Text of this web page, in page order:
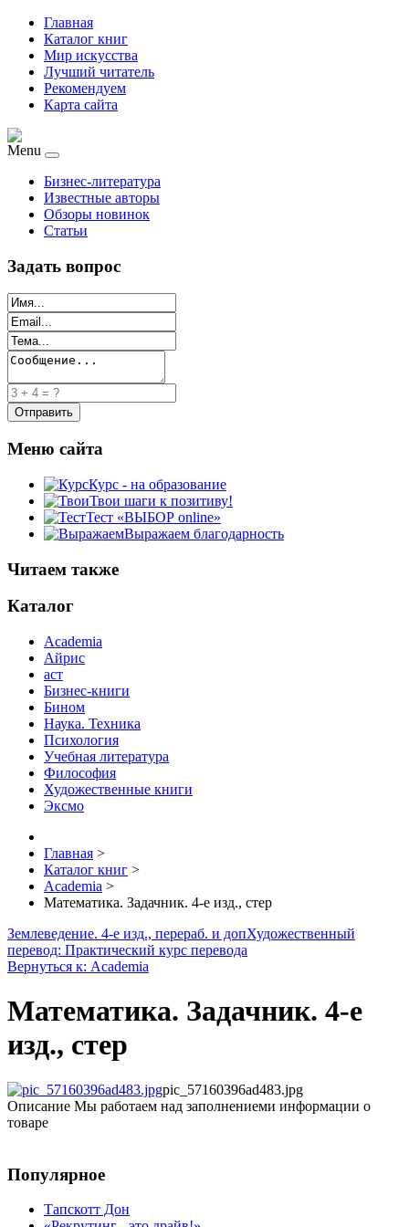
Главная
Каталог книг
Мир искусства
Лучший читатель
Рекомендуем
Карта сайта
Menu
Бизнес-литература
Известные авторы
Обзоры новинок
Статьи
Задать вопрос
Меню сайта
Курс - на образование
Твои шаги к позитиву!
Тест «ВЫБОР online»
Выражаем благодарность
Читаем также
Каталог
Academia
Айрис
аст
Бизнес-книги
Бином
Наука. Техника
Психология
Учебная литература
Философия
Художественные книги
Эксмо
Главная >
Каталог книг >
Academia >
Математика. Задачник. 4-е изд., стер
Землеведение. 4-е изд., перераб. и допХудожественный
перевод: Практический курс перевода
Вернуться к: Academia
Математика. Задачник. 4-е
изд., стер
pic_57160396ad483.jpg
Описание Мы работаем над заполнениеми информации о
товаре
Популярное
Тапскотт Дон